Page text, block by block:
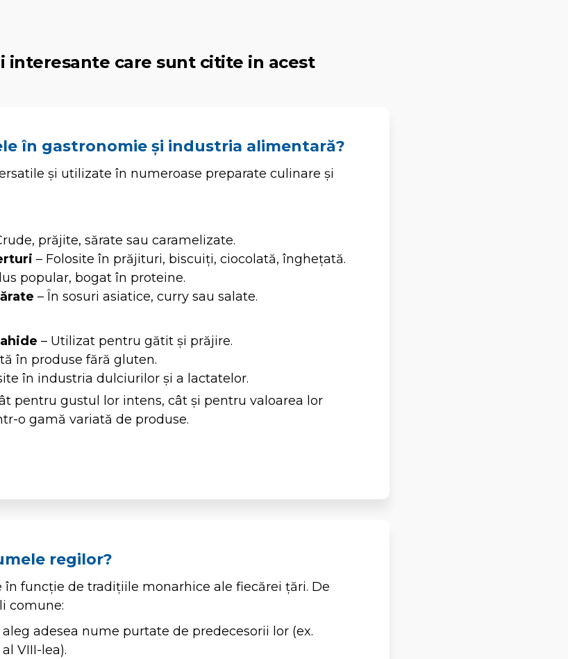
interesante care sunt citite in acest
în gastronomie și industria alimentară?
și utilizate în numeroase preparate culinare și
prăjite, sărate sau caramelizate.
– Folosite în prăjituri, biscuiți, ciocolată, înghețată.
popular, bogat în proteine.
– În sosuri asiatice, curry sau salate.
– Utilizat pentru gătit și prăjire.
în produse fără gluten.
în industria dulciurilor și a lactatelor.
pentru gustul lor intens, cât și pentru valoarea lor
o gamă variată de produse.
regilor?
în funcție de tradițiile monarhice ale fiecărei țări. De
comune:
aleg adesea nume purtate de predecesorii lor (ex.
VIII-lea).